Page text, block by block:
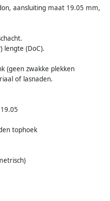
aansluiting maat 19.05 mm,
lengte (DoC).
(geen zwakke plekken
of lasnaden.
tophoek